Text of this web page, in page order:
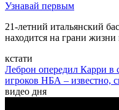
Узнавай первым
21-летний итальянский
находится на грани
кстати
Леброн опередил Карри в
игроков НБА – известно,
видео дня